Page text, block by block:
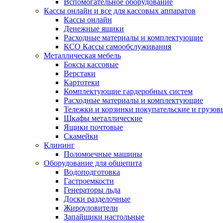
Вспомогательное оборудование
Кассы онлайн и все для кассовых аппаратов
Кассы онлайн
Денежные ящики
Расходные материалы и комплектующие
КСО Кассы самообслуживания
Металлическая мебель
Боксы кассовые
Верстаки
Картотеки
Комплектующие гардеробных систем
Расходные материалы и комплектующие
Тележки и корзинки покупательские и
Шкафы металлические
Ящики почтовые
Скамейки
Клининг
Поломоечные машины
Оборудование для общепита
Водоподготовка
Гастроемкости
Генераторы льда
Доски разделочные
Жироуловители
Запайщики настольные